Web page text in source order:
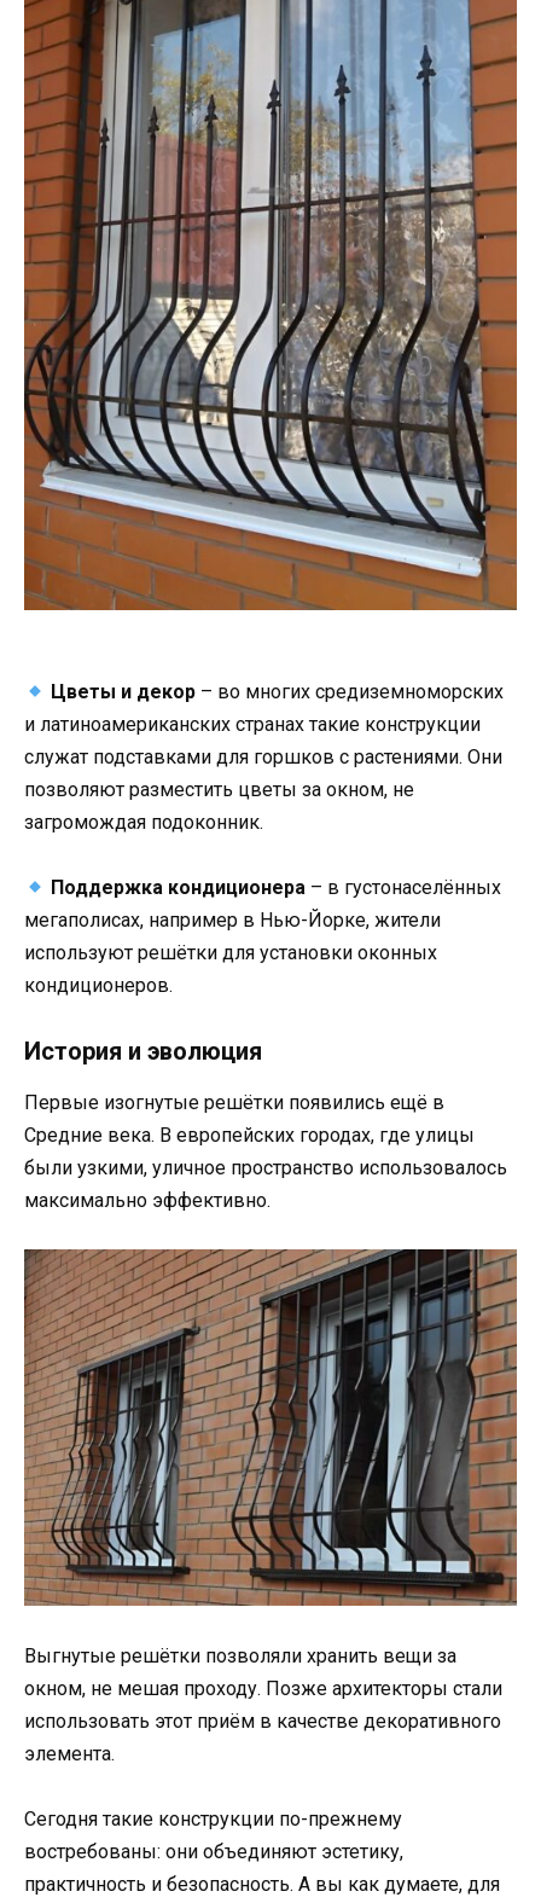
Цветы и декор – во многих средиземноморских
и латиноамериканских странах такие конструкции
служат подставками для горшков с растениями. Они
позволяют разместить цветы за окном, не
загромождая подоконник.
Поддержка кондиционера – в густонаселённых
мегаполисах, например в Нью-Йорке, жители
используют решётки для установки оконных
кондиционеров.
История и эволюция
Первые изогнутые решётки появились ещё в
Средние века. В европейских городах, где улицы
были узкими, уличное пространство использовалось
максимально эффективно.
Выгнутые решётки позволяли хранить вещи за
окном, не мешая проходу. Позже архитекторы стали
использовать этот приём в качестве декоративного
элемента.
Сегодня такие конструкции по-прежнему
востребованы: они объединяют эстетику,
практичность и безопасность. А вы как думаете, для